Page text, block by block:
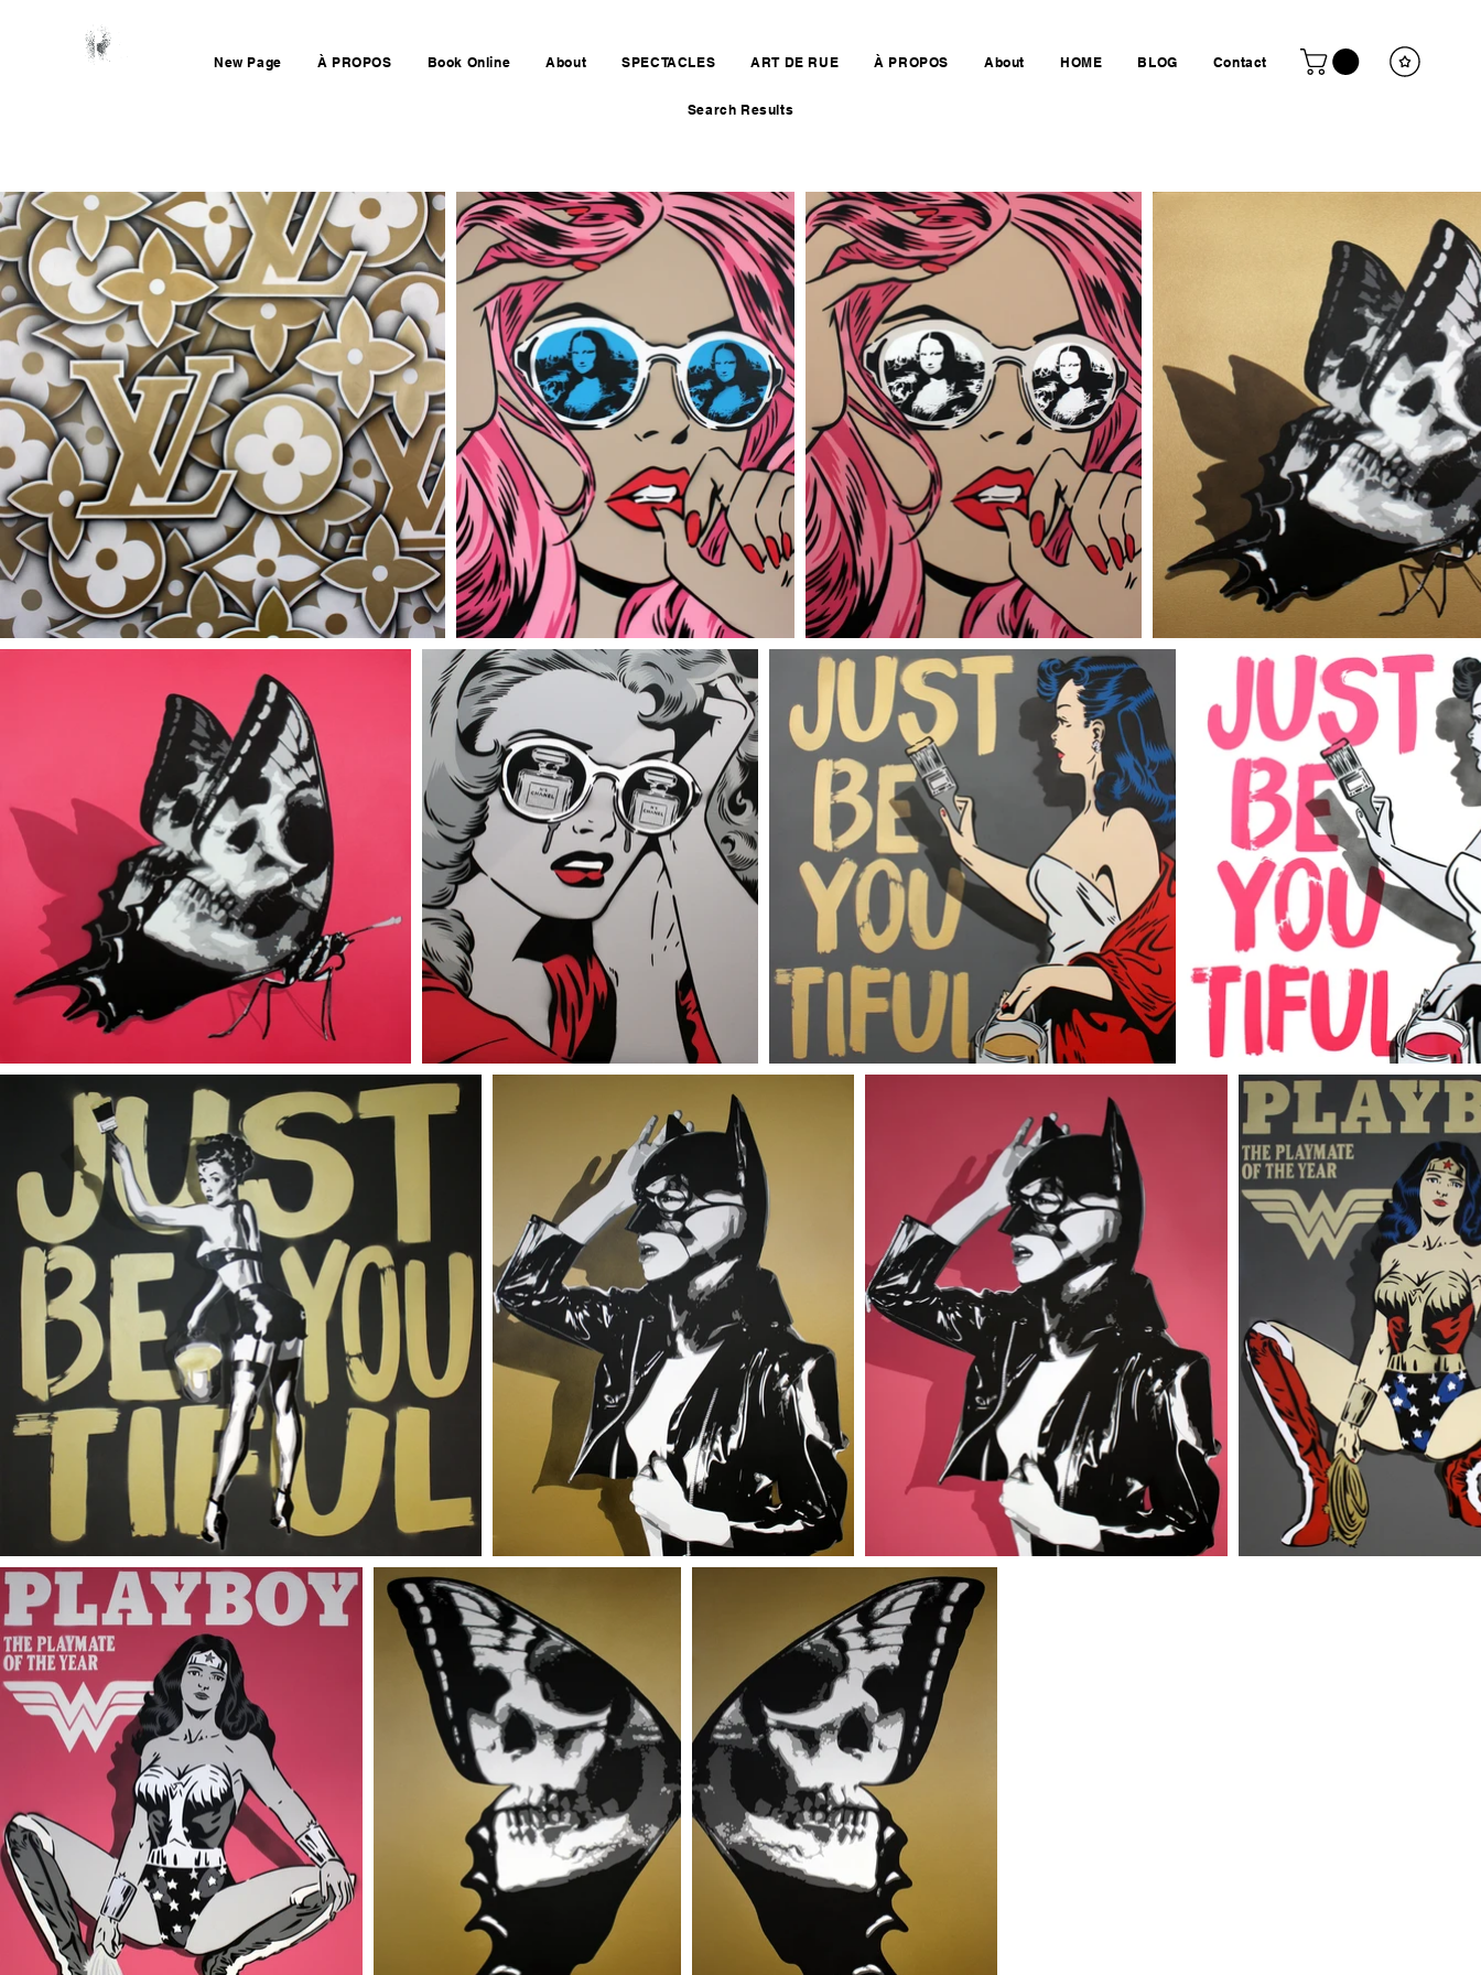
New Page À PROPOS Book Online About SPECTACLES ART DE RUE À PROPOS About HOME BLOG Contact
Search Results